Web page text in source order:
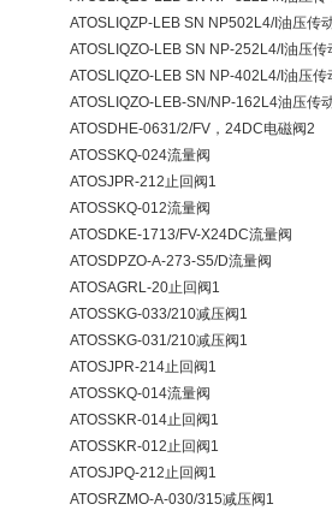
ATOSLIQZP-LEB SN NP502L4/I油压传
ATOSLIQZO-LEB SN NP-252L4/I油压传
ATOSLIQZO-LEB SN NP-402L4/I油压传
ATOSLIQZO-LEB-SN/NP-162L4油压传
ATOSDHE-0631/2/FV，24DC电磁阀2
ATOSSKQ-024流量阀
ATOSJPR-212止回阀1
ATOSSKQ-012流量阀
ATOSDKE-1713/FV-X24DC流量阀
ATOSDPZO-A-273-S5/D流量阀
ATOSAGRL-20止回阀1
ATOSSKG-033/210减压阀1
ATOSSKG-031/210减压阀1
ATOSJPR-214止回阀1
ATOSSKQ-014流量阀
ATOSSKR-014止回阀1
ATOSSKR-012止回阀1
ATOSJPQ-212止回阀1
ATOSRZMO-A-030/315减压阀1